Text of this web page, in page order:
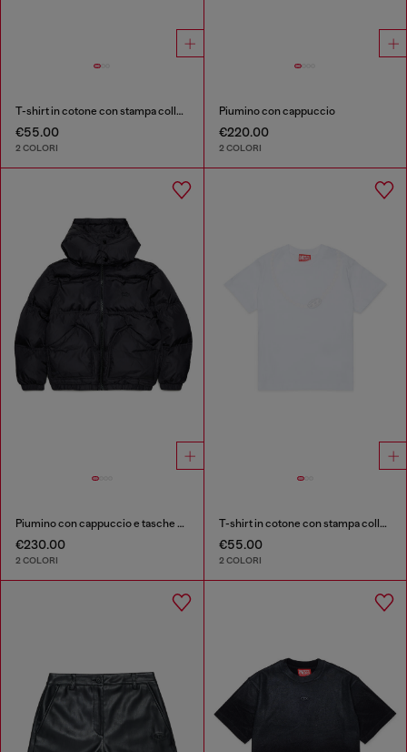
T-shirt in cotone con stampa collana
€55.00
2 COLORI
Piumino con cappuccio
€220.00
2 COLORI
Piumino con cappuccio e tasche oversize
€230.00
2 COLORI
T-shirt in cotone con stampa collana
€55.00
2 COLORI